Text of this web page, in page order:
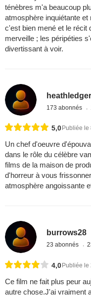
ténèbres m'a beaucoup
atmosphère inquiétante
c'est bien mené et le récit
merveille ; les péripéties
divertissant à voir.
173 abonnés
5,0 Publiée le
Un chef d'oeuvre
dans le rôle du célèbre
films de la maison de
d'horreur à vous
atmosphère angoissante
burrows28
23 abonnés
4,0Publiée le
Ce film ne fait plus peur
autre chose.J'ai vraiment